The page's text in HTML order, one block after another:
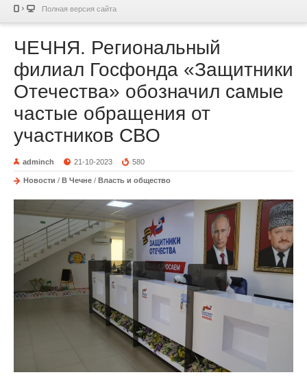
Полная версия сайта
ЧЕЧНЯ. Региональный
филиал Госфонда «Защитники
Отечества» обозначил самые
частые обращения от
участников СВО
adminch 21-10-2023 580
Новости / В Чечне / Власть и общество